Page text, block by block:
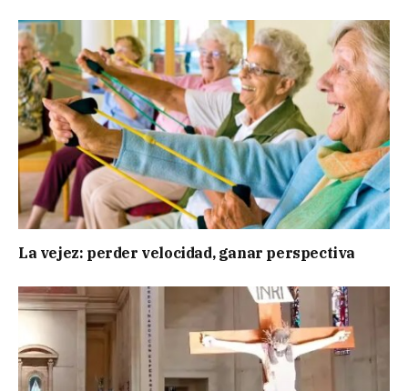
La vejez: perder velocidad, ganar perspectiva